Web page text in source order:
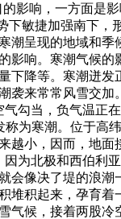
影响，一方面是
下敏捷加强南下，
呈现的地域和季
影响。寒潮气候
下降等。寒潮迸
袭来常常风雪交加
勾当，负气温正
为寒潮。位于高
越小，因而，地
为北极和西伯利
会像决了堤的浪
堆积起来，孕育着
候，接着两股冷